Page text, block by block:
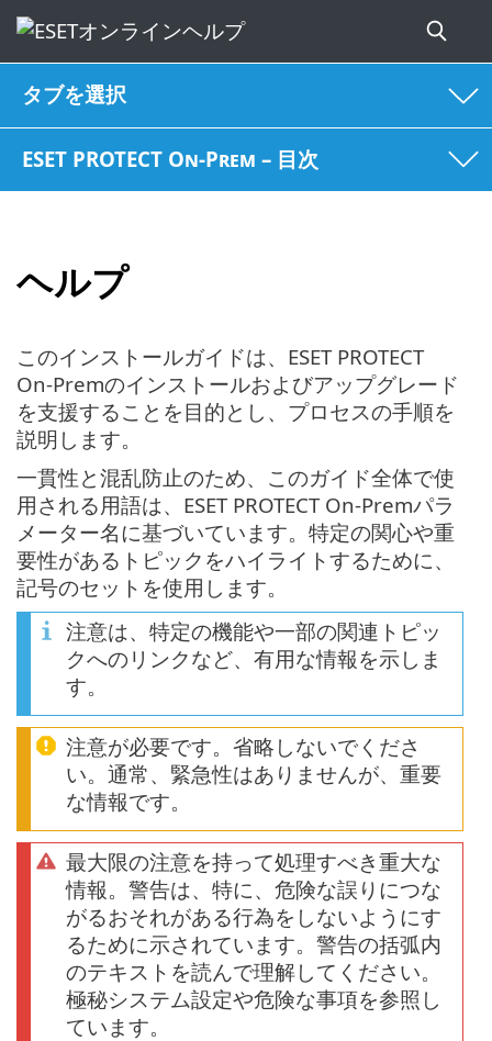
タブを選択
ESET PROTECT On-Prem – 目次
ヘルプ
このインストールガイドは、ESET PROTECT
On-Premのインストールおよびアップグレード
を支援することを目的とし、プロセスの手順を
説明します。
一貫性と混乱防止のため、このガイド全体で使
用される用語は、ESET PROTECT On-Premパラ
メーター名に基づいています。特定の関心や重
要性があるトピックをハイライトするために、
記号のセットを使用します。
注意は、特定の機能や一部の関連トピッ
クへのリンクなど、有用な情報を示しま
す。
注意が必要です。省略しないでくださ
い。通常、緊急性はありませんが、重要
な情報です。
最大限の注意を持って処理すべき重大な
情報。警告は、特に、危険な誤りにつな
がるおそれがある行為をしないようにす
るために示されています。警告の括弧内
のテキストを読んで理解してください。
極秘システム設定や危険な事項を参照し
ています。